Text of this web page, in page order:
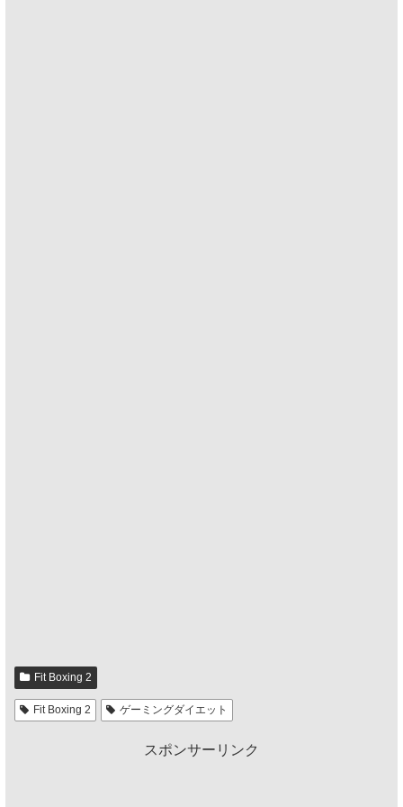
Fit Boxing 2
Fit Boxing 2 ゲーミングダイエット
スポンサーリンク